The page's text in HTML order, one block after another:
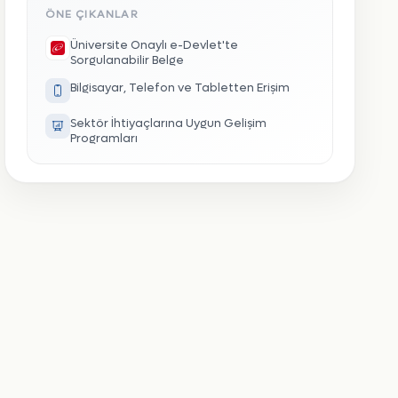
ÖNE ÇIKANLAR
Üniversite Onaylı e-Devlet'te
Sorgulanabilir Belge
Bilgisayar, Telefon ve Tabletten Erişim
Sektör İhtiyaçlarına Uygun Gelişim
Programları